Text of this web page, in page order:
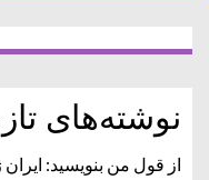
نوشته‌های
از قول من بنویسید: